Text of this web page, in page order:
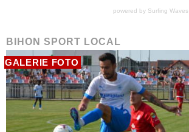
powered by Surfing Waves
BIHON SPORT LOCAL
GALERIE FOTO